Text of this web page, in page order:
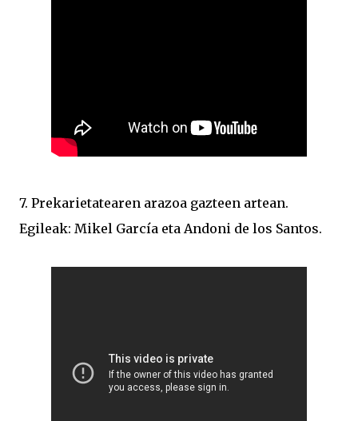
7. Prekarietatearen arazoa gazteen artean.
Egileak: Mikel García eta Andoni de los Santos.